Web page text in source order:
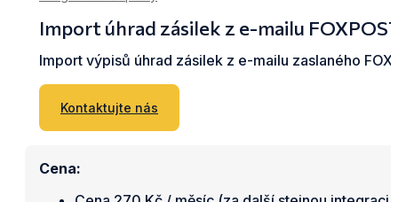
Import úhrad zásilek z e-mailu
Import výpisů úhrad zásilek z e-mailu zaslaného
Kontaktujte nás
Cena: